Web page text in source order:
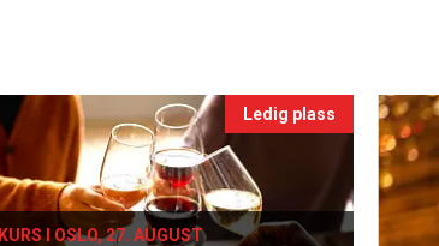
Ledig plass
KURS I OSLO, 27. AUGUST